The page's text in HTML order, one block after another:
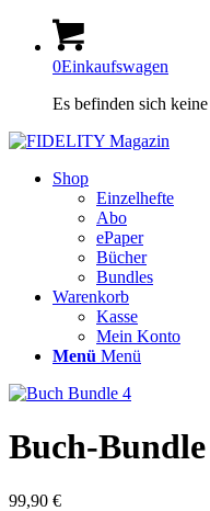
0Einkaufswagen
Es befinden sich
Shop
Einzelhefte
Abo
ePaper
Bücher
Bundles
Warenkorb
Kasse
Mein Konto
Menü Menü
Buch-
99,90 €